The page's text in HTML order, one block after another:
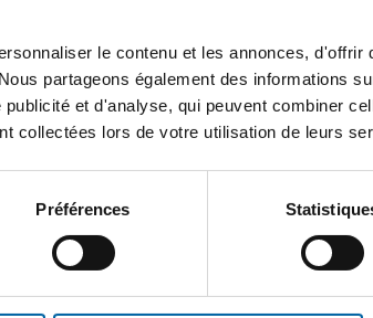
le contenu et les annonces,
partageons également des informations
et d'analyse, qui peuvent combiner
collectées lors de votre utilisation de leurs
Préférences